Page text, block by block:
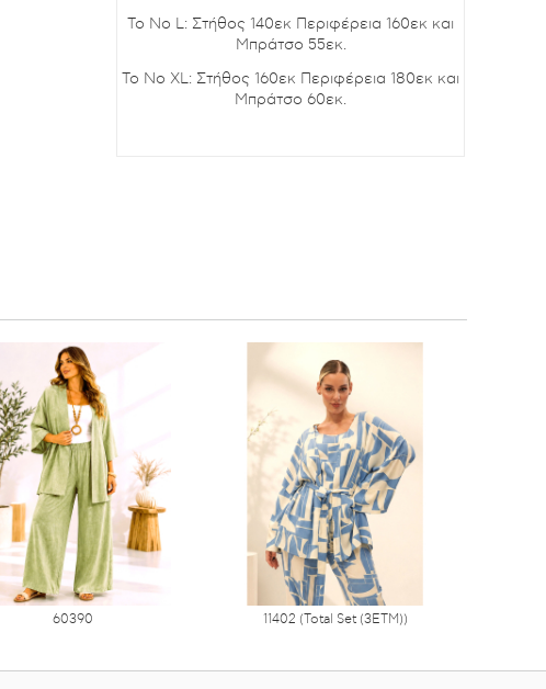
To No L: Στήθος 140εκ Περιφέρεια 160εκ και
Μπράτσο 55εκ.
To No XL: Στήθος 160εκ Περιφέρεια 180εκ και
Μπράτσο 60εκ.
60390 11402 (Total Set (3ETM))